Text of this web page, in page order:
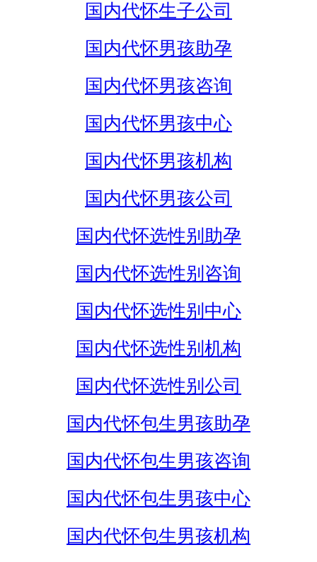
国内代怀生子公司
国内代怀男孩助孕
国内代怀男孩咨询
国内代怀男孩中心
国内代怀男孩机构
国内代怀男孩公司
国内代怀选性别助孕
国内代怀选性别咨询
国内代怀选性别中心
国内代怀选性别机构
国内代怀选性别公司
国内代怀包生男孩助孕
国内代怀包生男孩咨询
国内代怀包生男孩中心
国内代怀包生男孩机构